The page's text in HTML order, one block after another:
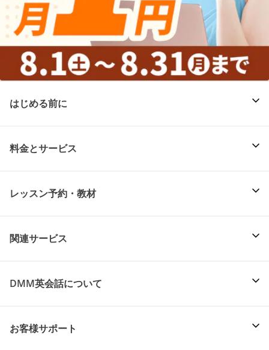
はじめる前に
料金とサービス
レッスン予約・教材
関連サービス
DMM英会話について
お客様サポート